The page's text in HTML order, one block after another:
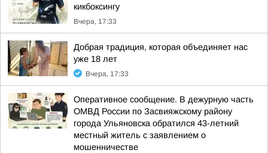
кикбоксингу
Вчера, 17:33
Добрая традиция, которая объединяет нас
уже 18 лет
Вчера, 17:33
Оперативное сообщение. В дежурную часть
ОМВД России по Засвияжскому району
города Ульяновска обратился 43-летний
местный житель с заявлением о
мошенничестве